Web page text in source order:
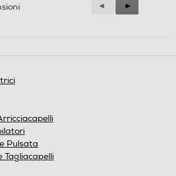
Precedente
Reviews
◄
Successiva
Reviews
►
Pulsata
Tagliacapelli